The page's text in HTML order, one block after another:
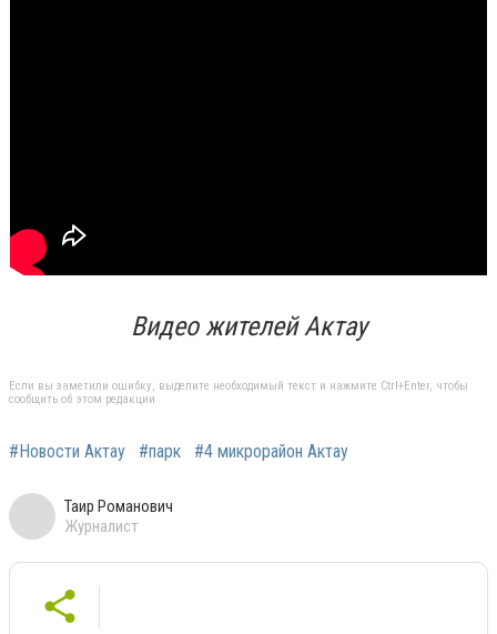
Видео жителей Актау
Если вы заметили ошибку, выделите необходимый текст и нажмите Ctrl+Enter, чтобы
сообщить об этом редакции
#Новости Актау #парк #4 микрорайон Актау
Таир Романович
Журналист